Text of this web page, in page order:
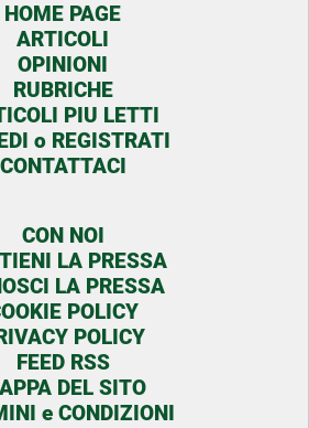
HOME PAGE
ARTICOLI
OPINIONI
RUBRICHE
PIU LETTI
o REGISTRATI
CONTATTACI
CON NOI
LA PRESSA
LA PRESSA
POLICY
POLICY
FEED RSS
DEL SITO
e CONDIZIONI